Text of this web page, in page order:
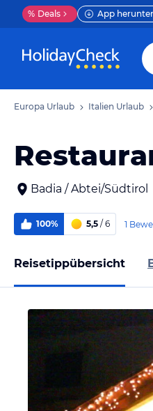
% Deals App
Europa Urlaub Italien Urlaub
Badia / Abtei/Südtirol
100% 5,5 / 6 1
Reisetippübersicht